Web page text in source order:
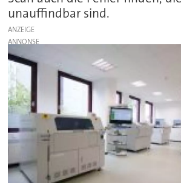
unauffindbar sind.
ANZEIGE